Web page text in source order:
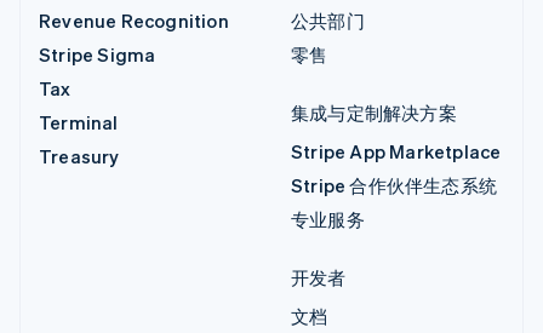
Revenue Recognition
Stripe Sigma
Tax
Terminal
Treasury
公共部门
零售
集成与定制解决方案
Stripe App Marketplace
Stripe 合作伙伴生态系统
专业服务
开发者
文档